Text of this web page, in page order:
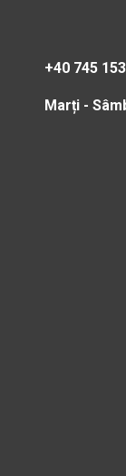
+40 745
Marți -